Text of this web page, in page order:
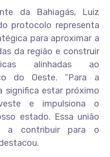
da Bahiagás, Luiz
protocolo representa
para aproximar a
da região e construir
alinhadas ao
do Oeste. “Para a
significa estar próximo
e impulsiona o
estado. Essa união
a contribuir para o